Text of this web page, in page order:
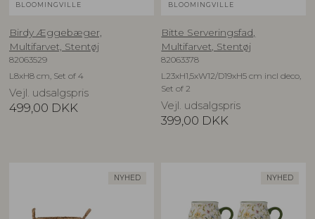
BLOOMINGVILLE
Birdy Æggebæger,
Multifarvet, Stentøj
82063529
L8xH8 cm, Set of 4
Vejl. udsalgspris
499,00 DKK
BLOOMINGVILLE
Bitte Serveringsfad,
Multifarvet, Stentøj
82063378
L23xH1,5xW12/D19xH5 cm incl deco,
Set of 2
Vejl. udsalgspris
399,00 DKK
NYHED NYHED